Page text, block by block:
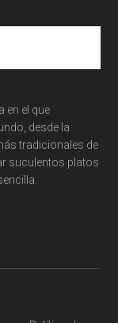
en el que
desde la
tradicionales de
suculentos platos